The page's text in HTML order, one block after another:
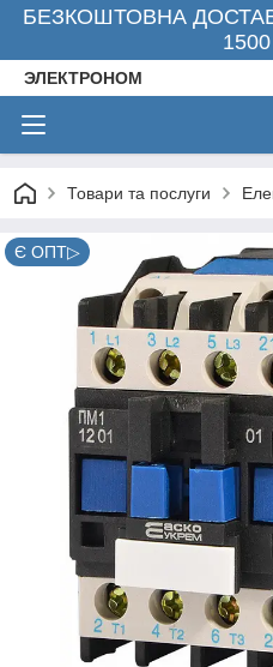
БЕЗКОШТОВНА
ЭЛЕКТРОНОМ
Товари та послуги
Є ОПТ▷